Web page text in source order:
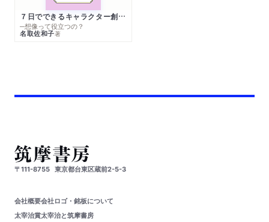
７日でできるキャラクター創作入門
─想像って役立つの？
名取佐和子著
〒111-8755 東京都台東区蔵前2-5-3
会社概要会社ロゴ・銘板について
太宰治賞太宰治と筑摩書房